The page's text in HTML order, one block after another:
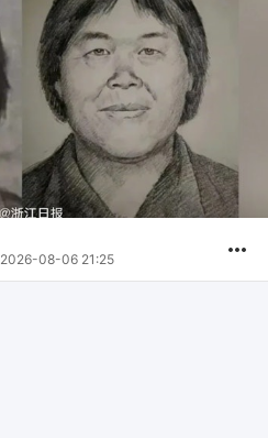
2026-08-06 21:25